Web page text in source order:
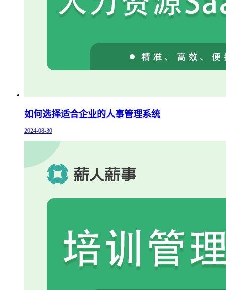
如何选择适合企业的人事管理系统
2024-08-30